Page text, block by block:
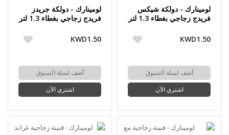
لومينارك - دولكة شيكس
فريدج زجاجي بغطاء 1.3 لتر
KWD1.50
أضف لسلة التسوق
اشتري الآن
لومينارك - دولكة جريدز
فريدج زجاجي بغطاء 1.3 لتر
KWD1.50
أضف لسلة التسوق
اشتري الآن